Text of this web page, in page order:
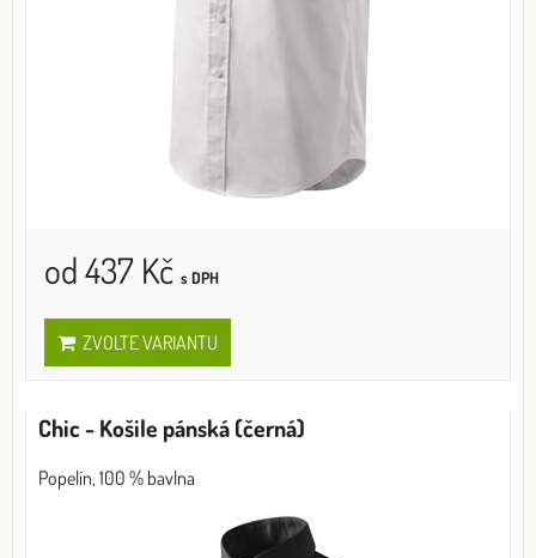
od 437 Kč s DPH
ZVOLTE VARIANTU
Chic - Košile pánská (černá)
Popelín, 100 % bavlna